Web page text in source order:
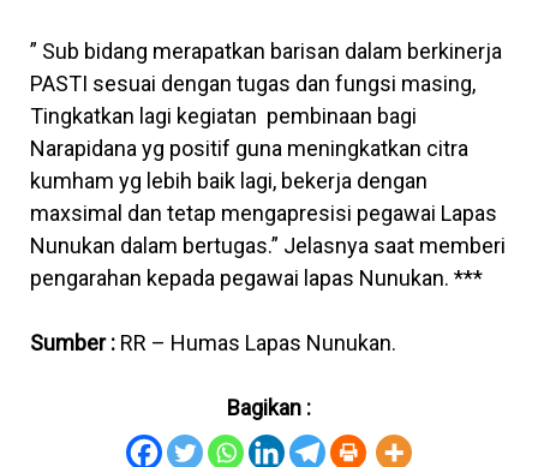
” Sub bidang merapatkan barisan dalam berkinerja
PASTI sesuai dengan tugas dan fungsi masing,
Tingkatkan lagi kegiatan pembinaan bagi
Narapidana yg positif guna meningkatkan citra
kumham yg lebih baik lagi, bekerja dengan
maxsimal dan tetap mengapresisi pegawai Lapas
Nunukan dalam bertugas.” Jelasnya saat memberi
pengarahan kepada pegawai lapas Nunukan. ***
Sumber : RR – Humas Lapas Nunukan.
Bagikan :